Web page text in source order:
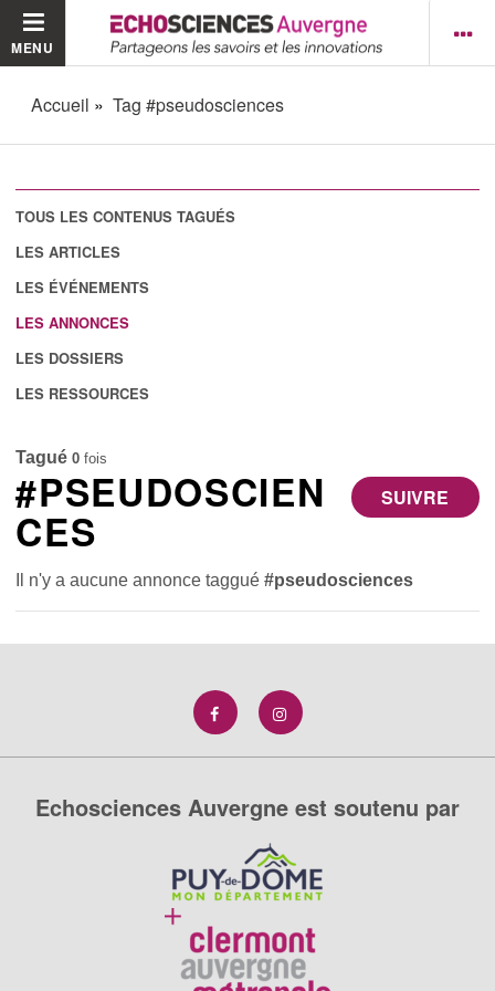
MENU
Accueil Tag #pseudosciences
TOUS LES CONTENUS TAGUÉS
LES ARTICLES
LES ÉVÉNEMENTS
LES ANNONCES
LES DOSSIERS
LES RESSOURCES
Tagué 0 fois
SUIVRE
#PSEUDOSCIEN
CES
Il n'y a aucune annonce taggué#pseudosciences
Echosciences Auvergne est soutenu par